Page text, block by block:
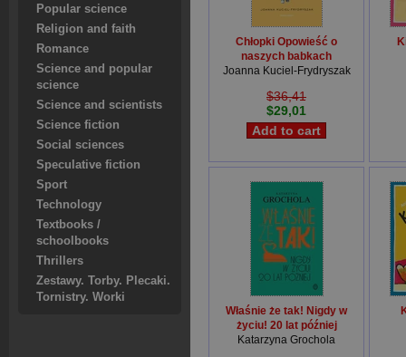
Popular science
Religion and faith
Romance
Science and popular
science
Science and scientists
Science fiction
Social sciences
Speculative fiction
Sport
Technology
Textbooks /
schoolbooks
Thrillers
Zestawy. Torby. Plecaki.
Tornistry. Worki
Chłopki Opowieść o
naszych babkach
Joanna Kuciel-Frydryszak
$36,41
$29,01
Właśnie że tak! Nigdy w
życiu! 20 lat później
Katarzyna Grochola